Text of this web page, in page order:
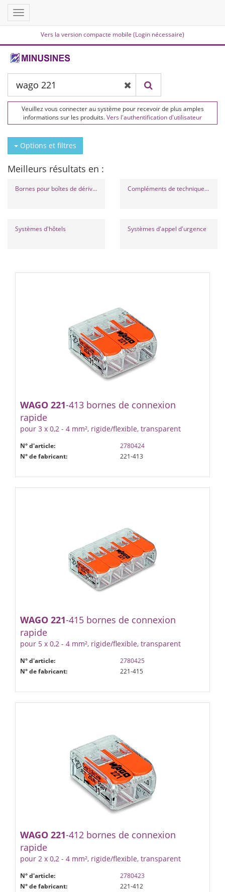
Vers la version compacte mobile (Login nécessaire)
Toggle
navigation
Veuillez vous connecter au système pour recevoir de plus amples
informations sur les produits.Vers l'authentification d'utilisateur
Options et filtres
Meilleurs résultats en :
Bornes pour boîtes de dérivation Compléments de technique de serrage
Systèmes d'hôtels Systèmes d'appel d'urgence
WAGO 221-413 bornes de connexion
rapide
pour 3 x 0,2 - 4 mm², rigide/flexible, transparent
N° d'article:
2780424
N° de fabricant:
221-413
WAGO 221-415 bornes de connexion
rapide
pour 5 x 0,2 - 4 mm², rigide/flexible, transparent
N° d'article:
2780425
N° de fabricant:
221-415
WAGO 221-412 bornes de connexion
rapide
pour 2 x 0,2 - 4 mm², rigide/flexible, transparent
N° d'article:
2780423
N° de fabricant:
221-412